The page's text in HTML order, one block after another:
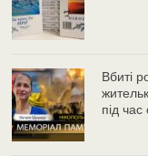
Вбиті
під час